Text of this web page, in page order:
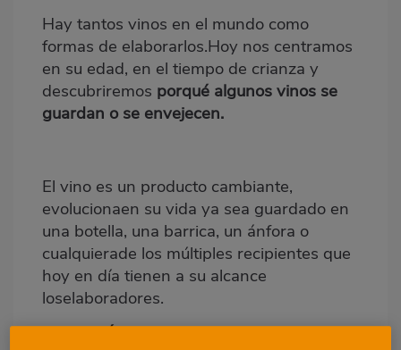
Body
Hay tantos vinos en el mundo como
formas de elaborarlos.Hoy nos centramos
en su edad, en el tiempo de crianza y
descubriremos porqué algunos vinos se
guardan o se envejecen.
El vino es un producto cambiante,
evolucionaen su vida ya sea guardado en
una botella, una barrica, un ánfora o
cualquierade los múltiples recipientes que
hoy en día tienen a su alcance
loselaboradores.
VINOS JÓVENES